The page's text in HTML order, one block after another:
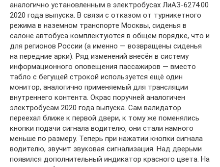
аналогично установленным в электробусах ЛиАЗ-6274.00
2020 года выпуска. В связи с отказом от турникетного
режима в наземном транспорте Москвы, сиденья в
салоне автобуса комплектуются в общем порядке, что и
для регионов России (а именно — возвращены сиденья
на передние арки). Ряд изменений внесён в систему
информационного оповещения пассажиров — вместо
табло с бегущей строкой используется ещё один
монитор, аналогично применяемый для трансляции
внутреннего контента. Окрас поручней аналогичен
электробусам 2020 года выпуска. Сам валидатор
переехал ближе к первой двери, к тому же поменялись
кнопки подачи сигнала водителю, они стали намного
меньше по размеру. Теперь при нажатии кнопки сигнала
водителю, звучит звуковая сигнализация. Над дверьми
появился дополнительный индикатор красного цвета. На